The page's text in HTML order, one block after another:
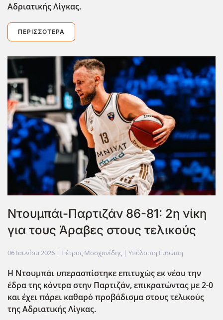
Αδριατικής Λίγκας.
ΠΕΡΙΣΣΌΤΕΡΑ
Ντουμπάι-Παρτιζάν 86-81: 2η νίκη
για τους Άραβες στους τελικούς
06 Ιουνίου 2026 | Πέτρος Μοσχονίδης | Υπόλοιπη Ευρώπη
Η Ντουμπάι υπερασπίστηκε επιτυχώς εκ νέου την
έδρα της κόντρα στην Παρτιζάν, επικρατώντας με 2-0
και έχει πάρει καθαρό προβάδισμα στους τελικούς
της Αδριατικής Λίγκας.